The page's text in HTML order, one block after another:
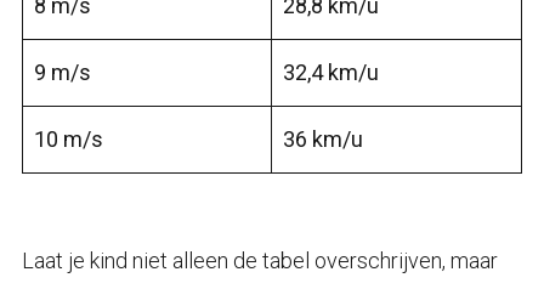
9 m/s 32,4 km/u
10 m/s 36 km/u
Laat je kind niet alleen de tabel overschrijven, maar